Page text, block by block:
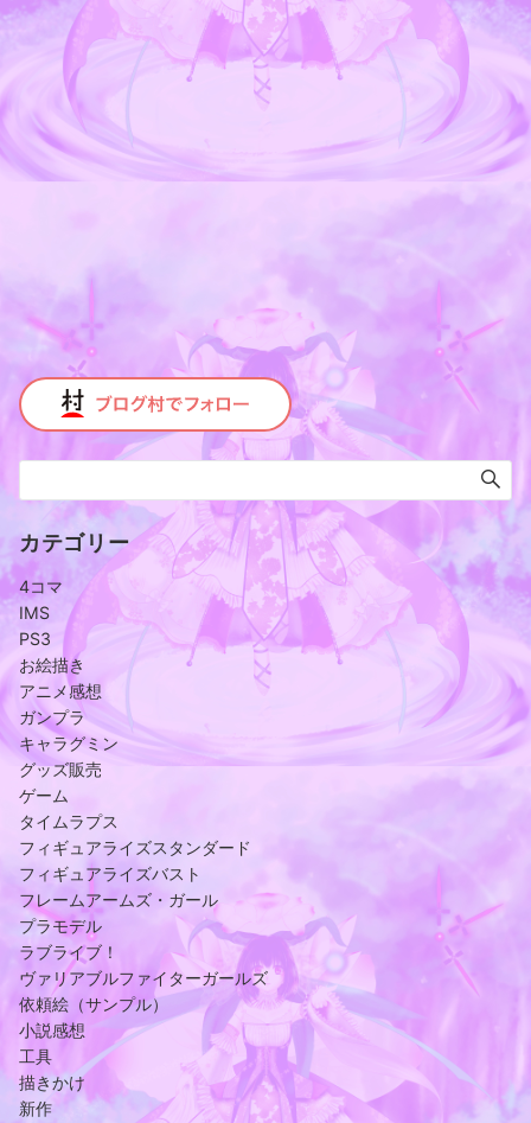
カテゴリー
4コマ
IMS
PS3
お絵描き
アニメ感想
ガンプラ
キャラグミン
グッズ販売
ゲーム
タイムラプス
フィギュアライズスタンダード
フィギュアライズバスト
フレームアームズ・ガール
プラモデル
ラブライブ！
ヴァリアブルファイターガールズ
依頼絵（サンプル）
小説感想
工具
描きかけ
新作